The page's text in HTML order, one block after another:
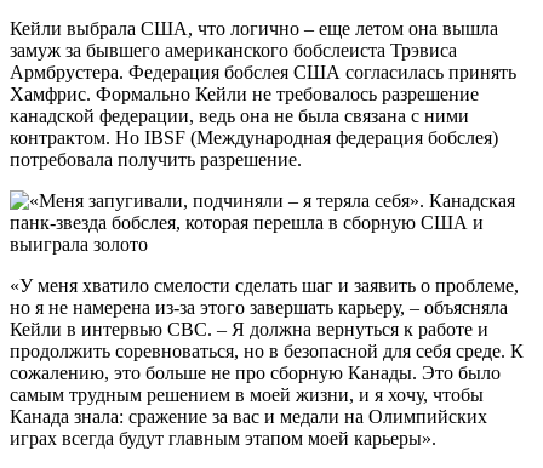
Кейли выбрала США, что логично – еще летом она вышла
замуж за бывшего американского бобслеиста Трэвиса
Армбрустера. Федерация бобслея США согласилась принять
Хамфрис. Формально Кейли не требовалось разрешение
канадской федерации, ведь она не была связана с ними
контрактом. Но IBSF (Международная федерация бобслея)
потребовала получить разрешение.
«У меня хватило смелости сделать шаг и заявить о проблеме,
но я не намерена из-за этого завершать карьеру, – объясняла
Кейли в интервью CBC. – Я должна вернуться к работе и
продолжить соревноваться, но в безопасной для себя среде. К
сожалению, это больше не про сборную Канады. Это было
самым трудным решением в моей жизни, и я хочу, чтобы
Канада знала: сражение за вас и медали на Олимпийских
играх всегда будут главным этапом моей карьеры».